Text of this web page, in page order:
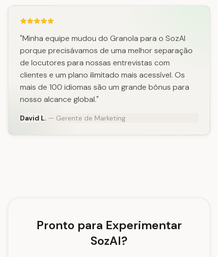
"Minha equipe mudou do Granola para o SozAI
porque precisávamos de uma melhor separação
de locutores para nossas entrevistas com
clientes e um plano ilimitado mais acessível. Os
mais de 100 idiomas são um grande bônus para
nosso alcance global."
David L. — Gerente de Marketing
Pronto para Experimentar
SozAI?